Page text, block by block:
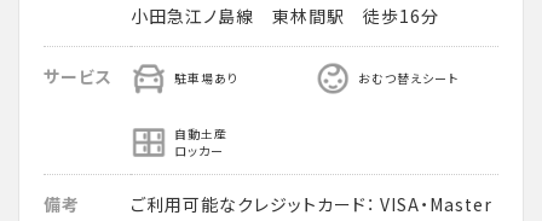
小田急江ノ島線 東林間駅 徒歩16分
サービス 駐車場あり おむつ替えシート
自動土産
ロッカー
備考
ご利用可能なクレジットカード： VISA・Master